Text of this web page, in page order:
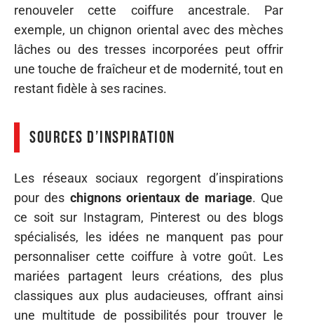
renouveler cette coiffure ancestrale. Par
exemple, un chignon oriental avec des mèches
lâches ou des tresses incorporées peut offrir
une touche de fraîcheur et de modernité, tout en
restant fidèle à ses racines.
Sources d’inspiration
Les réseaux sociaux regorgent d’inspirations
pour des chignons orientaux de mariage. Que
ce soit sur Instagram, Pinterest ou des blogs
spécialisés, les idées ne manquent pas pour
personnaliser cette coiffure à votre goût. Les
mariées partagent leurs créations, des plus
classiques aux plus audacieuses, offrant ainsi
une multitude de possibilités pour trouver le